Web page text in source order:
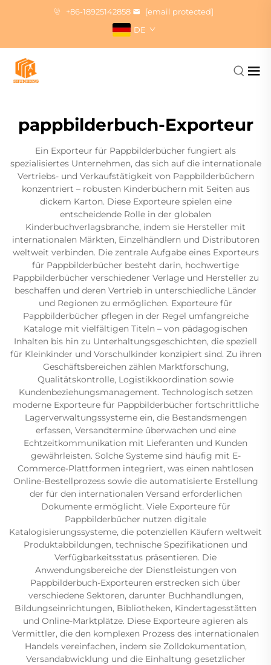
+86-18925142858
[email protected]
DE
pappbilderbuch-Exporteur
Ein Exporteur für Pappbilderbücher fungiert als
spezialisiertes Unternehmen, das sich auf die internationale
Vertriebs- und Verkaufstätigkeit von Pappbilderbüchern
konzentriert – robusten Kinderbüchern mit Seiten aus
dickem Karton. Diese Exporteure spielen eine
entscheidende Rolle in der globalen
Kinderbuchverlagsbranche, indem sie Hersteller mit
internationalen Märkten, Einzelhändlern und Distributoren
weltweit verbinden. Die zentrale Aufgabe eines Exporteurs
für Pappbilderbücher besteht darin, hochwertige
Pappbilderbücher verschiedener Verlage und Hersteller zu
beschaffen und deren Vertrieb in unterschiedliche Länder
und Regionen zu ermöglichen. Exporteure für
Pappbilderbücher pflegen in der Regel umfangreiche
Kataloge mit vielfältigen Titeln – von pädagogischen
Inhalten bis hin zu Unterhaltungsgeschichten, die speziell
für Kleinkinder und Vorschulkinder konzipiert sind. Zu ihren
Geschäftsbereichen zählen Marktforschung,
Qualitätskontrolle, Logistikkoordination sowie
Kundenbeziehungsmanagement. Technologisch setzen
moderne Exporteure für Pappbilderbücher fortschrittliche
Lagerverwaltungssysteme ein, die Bestandsmengen
erfassen, Versandtermine überwachen und eine
Echtzeitkommunikation mit Lieferanten und Kunden
gewährleisten. Solche Systeme sind häufig mit E-
Commerce-Plattformen integriert, was einen nahtlosen
Online-Bestellprozess sowie die automatisierte Erstellung
der für den internationalen Versand erforderlichen
Dokumente ermöglicht. Viele Exporteure für
Pappbilderbücher nutzen digitale
Katalogisierungssysteme, die potenziellen Käufern weltweit
Produktabbildungen, technische Spezifikationen und
Verfügbarkeitsstatus präsentieren. Die
Anwendungsbereiche der Dienstleistungen von
Pappbilderbuch-Exporteuren erstrecken sich über
verschiedene Sektoren, darunter Buchhandlungen,
Bildungseinrichtungen, Bibliotheken, Kindertagesstätten
und Online-Marktplätze. Diese Exporteure agieren als
Vermittler, die den komplexen Prozess des internationalen
Handels vereinfachen, indem sie Zolldokumentation,
Versandabwicklung und die Einhaltung gesetzlicher